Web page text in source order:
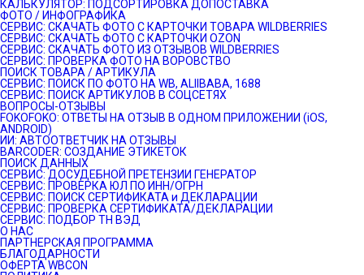
КАЛЬКУЛЯТОР: ПОДСОРТИРОВКА ДОПОСТАВКА
ФОТО / ИНФОГРАФИКА
СЕРВИС: СКАЧАТЬ ФОТО С КАРТОЧКИ ТОВАРА WILDBERRIES
СЕРВИС: СКАЧАТЬ ФОТО С КАРТОЧКИ OZON
СЕРВИС: СКАЧАТЬ ФОТО ИЗ ОТЗЫВОВ WILDBERRIES
СЕРВИС: ПРОВЕРКА ФОТО НА ВОРОВСТВО
ПОИСК ТОВАРА / АРТИКУЛА
СЕРВИС: ПОИСК ПО ФОТО НА WB, ALIIBABA, 1688
СЕРВИС: ПОИСК АРТИКУЛОВ В СОЦСЕТЯХ
ВОПРОСЫ-ОТЗЫВЫ
FOKOFOKO: ОТВЕТЫ НА ОТЗЫВ В ОДНОМ ПРИЛОЖЕНИИ (iOS,
ANDROID)
ИИ: АВТООТВЕТЧИК НА ОТЗЫВЫ
BARCODER: СОЗДАНИЕ ЭТИКЕТОК
ПОИСК ДАННЫХ
СЕРВИС: ДОСУДЕБНОЙ ПРЕТЕНЗИИ ГЕНЕРАТОР
СЕРВИС: ПРОВЕРКА ЮЛ ПО ИНН/ОГРН
СЕРВИС: ПОИСК СЕРТИФИКАТА и ДЕКЛАРАЦИИ
СЕРВИС: ПРОВЕРКА СЕРТИФИКАТА/ДЕКЛАРАЦИИ
СЕРВИС: ПОДБОР ТН ВЭД
О НАС
ПАРТНЕРСКАЯ ПРОГРАММА
БЛАГОДАРНОСТИ
ОФЕРТА WBCON